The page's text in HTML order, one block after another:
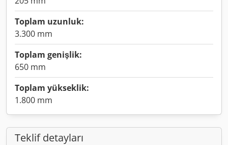
Toplam uzunluk:
3.300 mm
Toplam genişlik:
650 mm
Toplam yükseklik:
1.800 mm
Teklif detayları